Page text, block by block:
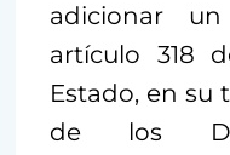
adicionar
artículo 318
Estado, en su
de los